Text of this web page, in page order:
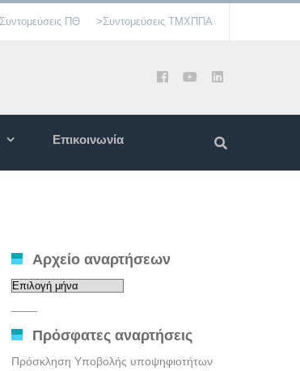
ΠΘ >Συντομεύσεις ΤΜΧΠΠΑ
Επικοινωνία
Αρχείο αναρτήσεων
Αρχείο
Πρόσφατες αναρτήσεις
Πρόσκληση Υποβολής υποψηφιοτήτων